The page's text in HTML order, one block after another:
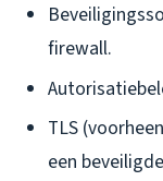
firewall.
TLS
een